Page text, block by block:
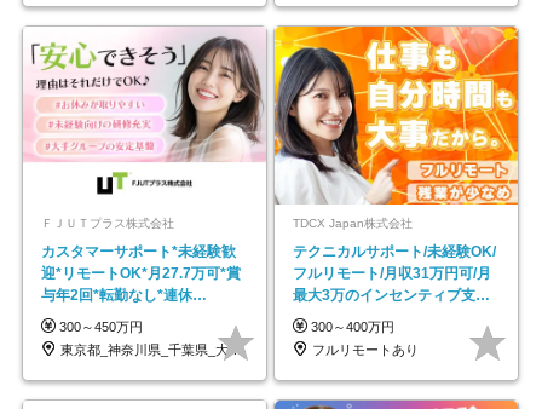
ＦＪＵＴプラス株式会社
カスタマーサポート*未経験歓
迎*リモートOK*月27.7万可*賞
与年2回*転勤なし*連休
OK/ZE010232
300～450万円
東京都_神奈川県_千葉県_大阪府_愛知県…
TDCX Japan株式会社
テクニカルサポート/未経験OK/
フルリモート/月収31万円可/月
最大3万のインセンティブ支給/
平均年齢33歳
300～400万円
フルリモートあり